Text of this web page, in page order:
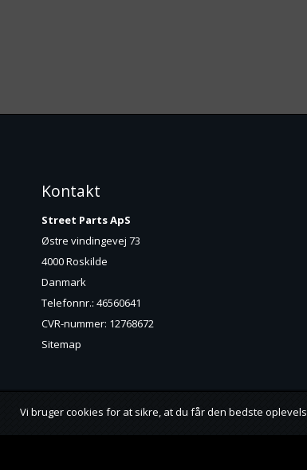
Vi bruger cookies for at sikre, at du får den bedste
Kontakt
Street Parts ApS
Østre vindingevej 73
4000 Roskilde
Danmark
Telefonnr.: 46560641
CVR-nummer: 12768672
Sitemap